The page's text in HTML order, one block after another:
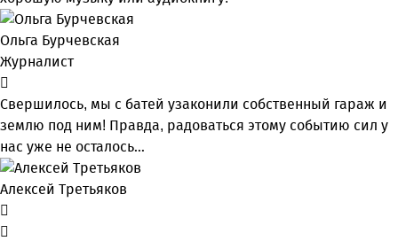
Ольга Бурчевская
Журналист
Свершилось, мы с батей узаконили собственный гараж и
землю под ним! Правда, радоваться этому событию сил у
нас уже не осталось…
Алексей Третьяков